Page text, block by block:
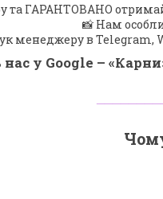
та ГАРАНТОВАНО
📸 Нам
менеджеру в Telegram,
у Google – «